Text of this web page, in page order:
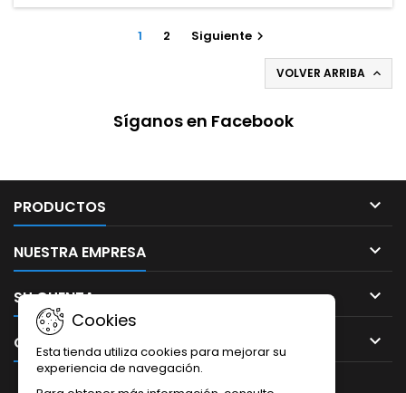
1 2 Siguiente 
VOLVER ARRIBA 
Síganos en Facebook
PRODUCTOS 
NUESTRA EMPRESA 
SU CUENTA 
CONTACTO 
Cookies
Esta tienda utiliza cookies para mejorar su
experiencia de navegación.